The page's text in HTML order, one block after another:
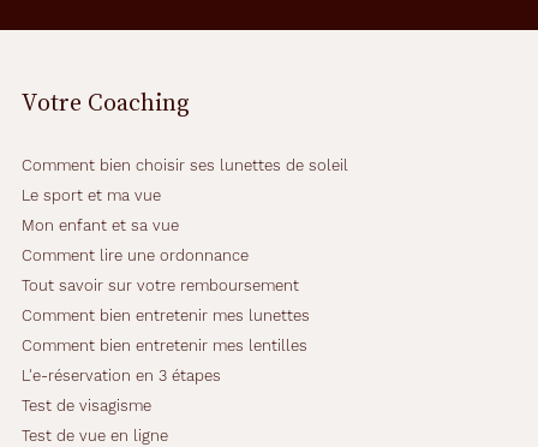
Jasma
Votre Coaching
Comment bien choisir ses lunettes de soleil
Le sport et ma vue
Mon enfant et sa vue
Comment lire une ordonnance
Tout savoir sur votre remboursement
Comment bien entretenir mes lunettes
Comment bien entretenir mes lentilles
L'e-réservation en 3 étapes
Test de visagisme
Test de vue en ligne